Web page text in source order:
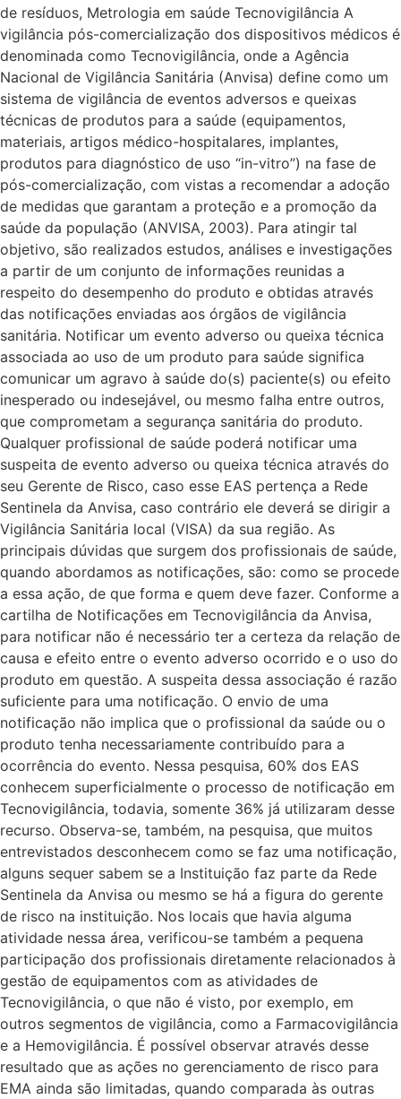
de resíduos, Metrologia em saúde Tecnovigilância A
vigilância pós-comercialização dos dispositivos médicos é
denominada como Tecnovigilância, onde a Agência
Nacional de Vigilância Sanitária (Anvisa) define como um
sistema de vigilância de eventos adversos e queixas
técnicas de produtos para a saúde (equipamentos,
materiais, artigos médico-hospitalares, implantes,
produtos para diagnóstico de uso “in-vitro”) na fase de
pós-comercialização, com vistas a recomendar a adoção
de medidas que garantam a proteção e a promoção da
saúde da população (ANVISA, 2003). Para atingir tal
objetivo, são realizados estudos, análises e investigações
a partir de um conjunto de informações reunidas a
respeito do desempenho do produto e obtidas através
das notificações enviadas aos órgãos de vigilância
sanitária. Notificar um evento adverso ou queixa técnica
associada ao uso de um produto para saúde significa
comunicar um agravo à saúde do(s) paciente(s) ou efeito
inesperado ou indesejável, ou mesmo falha entre outros,
que comprometam a segurança sanitária do produto.
Qualquer profissional de saúde poderá notificar uma
suspeita de evento adverso ou queixa técnica através do
seu Gerente de Risco, caso esse EAS pertença a Rede
Sentinela da Anvisa, caso contrário ele deverá se dirigir a
Vigilância Sanitária local (VISA) da sua região. As
principais dúvidas que surgem dos profissionais de saúde,
quando abordamos as notificações, são: como se procede
a essa ação, de que forma e quem deve fazer. Conforme a
cartilha de Notificações em Tecnovigilância da Anvisa,
para notificar não é necessário ter a certeza da relação de
causa e efeito entre o evento adverso ocorrido e o uso do
produto em questão. A suspeita dessa associação é razão
suficiente para uma notificação. O envio de uma
notificação não implica que o profissional da saúde ou o
produto tenha necessariamente contribuído para a
ocorrência do evento. Nessa pesquisa, 60% dos EAS
conhecem superficialmente o processo de notificação em
Tecnovigilância, todavia, somente 36% já utilizaram desse
recurso. Observa-se, também, na pesquisa, que muitos
entrevistados desconhecem como se faz uma notificação,
alguns sequer sabem se a Instituição faz parte da Rede
Sentinela da Anvisa ou mesmo se há a figura do gerente
de risco na instituição. Nos locais que havia alguma
atividade nessa área, verificou-se também a pequena
participação dos profissionais diretamente relacionados à
gestão de equipamentos com as atividades de
Tecnovigilância, o que não é visto, por exemplo, em
outros segmentos de vigilância, como a Farmacovigilância
e a Hemovigilância. É possível observar através desse
resultado que as ações no gerenciamento de risco para
EMA ainda são limitadas, quando comparada às outras